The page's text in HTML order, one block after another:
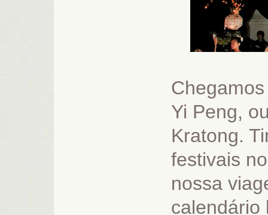
Yi Peng,
Kratong.
festivais
nossa
calendário